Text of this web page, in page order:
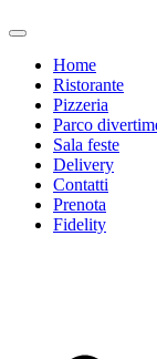
Home
Ristorante
Pizzeria
Parco
Sala feste
Delivery
Contatti
Prenota
Fidelity